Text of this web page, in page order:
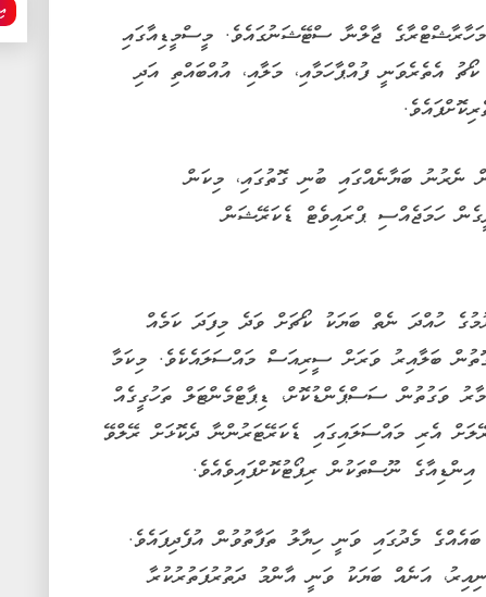
ޖާލްނާ ސްޓޭޝަނުގައެވެ. މީސްމީޑިއާގައި
އެތެރެވަނީ ފުއްޕާހަމާއި، މަލާއި، އުއްބައްތި އަދި
ބަޔާނެއްގައި ބުނި ގޮތުގައި، މިކަން
ހަމަޖެއްސި ޕްރައިވެޓް ޑެކަރޭޝަން
ހުއްދަ ނެތް ބަޔަކު ކޯޗަށް ވަދެ މިފަދަ ކަމެއް
ބަލާއިރު ވަރަށް ސީރިއަސް މައްސަލައެކެވެ. މިކަމާ
ވަގުތުން ސަސްޕެންޑުކޮށް، ޑިޕާޓްމެންޓަލް ތަހުގީގެއް
އެރި މައްސަލައިގައި ޑެކަރޭޓަރުންނާ ދެކޮޅަށް ރޭލްވޭ
ނޫސްތަކުން ރިޕޯޓުކޮށްފައިވެއެވެ.
މެދުގައި ވަނީ ހިޔާލު ތަފާތުވުން އުފެދިފައެވެ.
އަނެއް ބަޔަކު ވަނީ އާންމު ދަތުރުފަތުރުކުރާ